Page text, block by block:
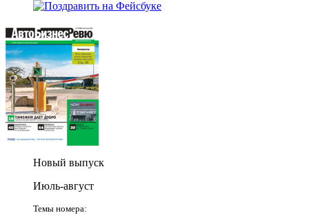
Новый выпуск
Июль-август
Темы номера: